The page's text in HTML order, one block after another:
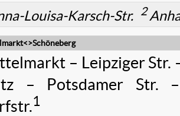
Louisa-Karsch-Str. 2
– Leipziger Str.
– Potsdamer Str.
1